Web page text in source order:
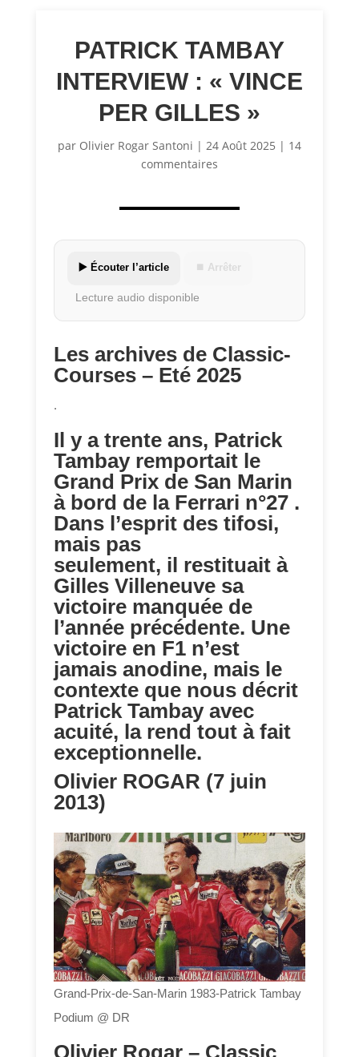
PATRICK TAMBAY
INTERVIEW : « VINCE
PER GILLES »
par Olivier Rogar Santoni | 24 Août 2025 | 14
commentaires
▶️ Écouter l’article ⏹ Arrêter
Lecture audio disponible
Les archives de Classic-
Courses – Eté 2025
.
Il y a trente ans, Patrick
Tambay remportait le
Grand Prix de San Marin
à bord de la Ferrari n°27 .
Dans l’esprit des tifosi,
mais pas
seulement, il restituait à
Gilles Villeneuve sa
victoire manquée de
l’année précédente. Une
victoire en F1 n’est
jamais anodine, mais le
contexte que nous décrit
Patrick Tambay avec
acuité, la rend tout à fait
exceptionnelle.
Olivier ROGAR (7 juin
2013)
Grand-Prix-de-San-Marin 1983-Patrick Tambay
Podium @ DR